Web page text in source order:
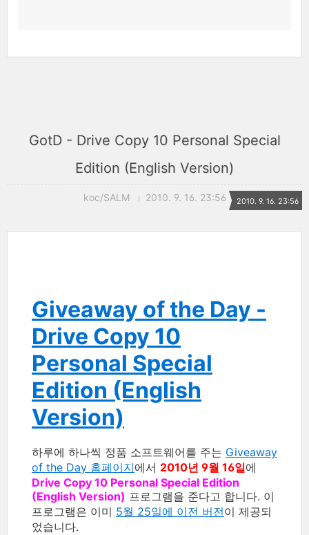
GotD - Drive Copy 10 Personal Special
Edition (English Version)
koc/SALM 2010. 9. 16. 23:56 2010. 9. 16. 23:56
Giveaway of the Day -
Drive Copy 10
Personal Special
Edition (English
Version)
하루에 하나씩 정품 소프트웨어를 주는 Giveaway
of the Day 홈페이지에서 2010년 9월 16일에
Drive Copy 10 Personal Special Edition
(English Version) 프로그램을 준다고 합니다. 이
프로그램은 이미 5월 25일에 이전 버전이 제공되
었습니다.